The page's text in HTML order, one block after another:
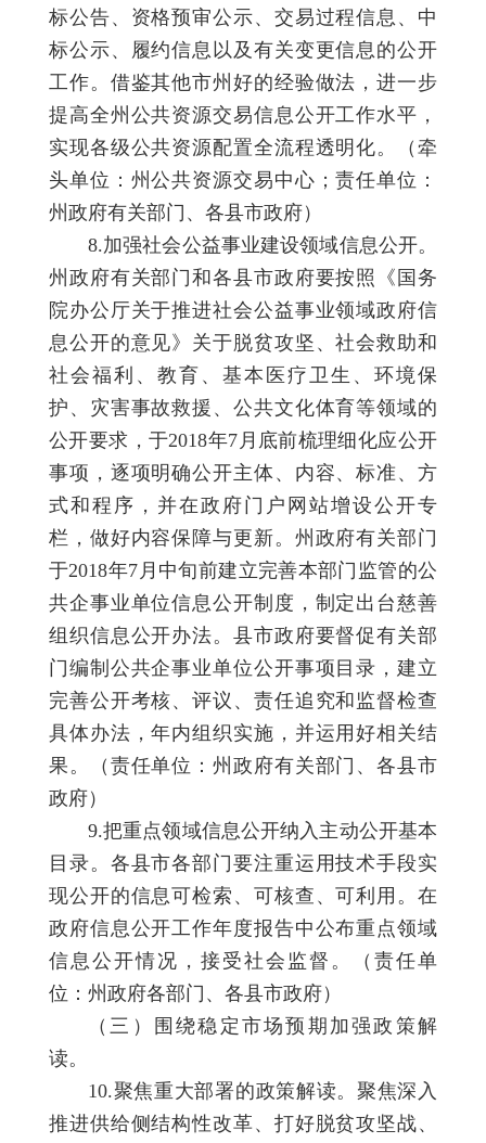
标公告、资格预审公示、交易过程信息、中
标公示、履约信息以及有关变更信息的公开
工作。借鉴其他市州好的经验做法，进一步
提高全州公共资源交易信息公开工作水平，
实现各级公共资源配置全流程透明化。（牵
头单位：州公共资源交易中心；责任单位：
州政府有关部门、各县市政府）
8.加强社会公益事业建设领域信息公开。
州政府有关部门和各县市政府要按照《国务
院办公厅关于推进社会公益事业领域政府信
息公开的意见》关于脱贫攻坚、社会救助和
社会福利、教育、基本医疗卫生、环境保
护、灾害事故救援、公共文化体育等领域的
公开要求，于2018年7月底前梳理细化应公开
事项，逐项明确公开主体、内容、标准、方
式和程序，并在政府门户网站增设公开专
栏，做好内容保障与更新。州政府有关部门
于2018年7月中旬前建立完善本部门监管的公
共企事业单位信息公开制度，制定出台慈善
组织信息公开办法。县市政府要督促有关部
门编制公共企事业单位公开事项目录，建立
完善公开考核、评议、责任追究和监督检查
具体办法，年内组织实施，并运用好相关结
果。（责任单位：州政府有关部门、各县市
政府）
9.把重点领域信息公开纳入主动公开基本
目录。各县市各部门要注重运用技术手段实
现公开的信息可检索、可核查、可利用。在
政府信息公开工作年度报告中公布重点领域
信息公开情况，接受社会监督。（责任单
位：州政府各部门、各县市政府）
（三）围绕稳定市场预期加强政策解
读。
10.聚焦重大部署的政策解读。聚焦深入
推进供给侧结构性改革、打好脱贫攻坚战、